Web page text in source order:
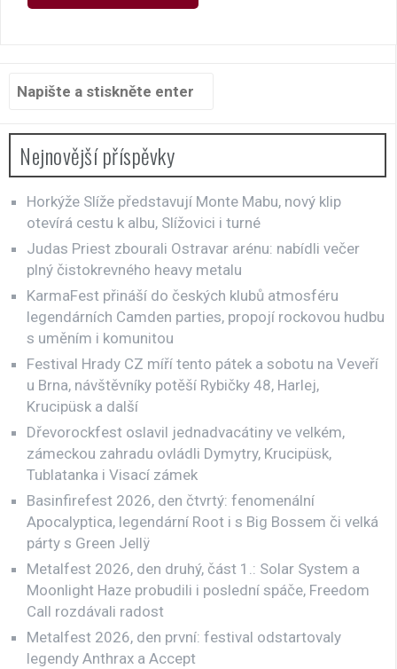
příspěvky
Hledat:
Nejnovější příspěvky
Horkýže Slíže představují Monte Mabu, nový klip
otevírá cestu k albu, Slížovici i turné
Judas Priest zbourali Ostravar arénu: nabídli večer
plný čistokrevného heavy metalu
KarmaFest přináší do českých klubů atmosféru
legendárních Camden parties, propojí rockovou hudbu
s uměním i komunitou
Festival Hrady CZ míří tento pátek a sobotu na Veveří
u Brna, návštěvníky potěší Rybičky 48, Harlej,
Krucipüsk a další
Dřevorockfest oslavil jednadvacátiny ve velkém,
zámeckou zahradu ovládli Dymytry, Krucipüsk,
Tublatanka i Visací zámek
Basinfirefest 2026, den čtvrtý: fenomenální
Apocalyptica, legendární Root i s Big Bossem či velká
párty s Green Jellÿ
Metalfest 2026, den druhý, část 1.: Solar System a
Moonlight Haze probudili i poslední spáče, Freedom
Call rozdávali radost
Metalfest 2026, den první: festival odstartovaly
legendy Anthrax a Accept